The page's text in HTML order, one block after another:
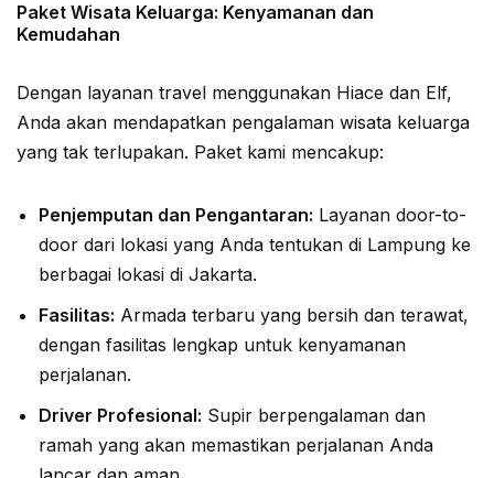
Paket Wisata Keluarga: Kenyamanan dan
Kemudahan
Dengan layanan travel menggunakan Hiace dan Elf,
Anda akan mendapatkan pengalaman wisata keluarga
yang tak terlupakan. Paket kami mencakup:
Penjemputan dan Pengantaran: Layanan door-to-
door dari lokasi yang Anda tentukan di Lampung ke
berbagai lokasi di Jakarta.
Fasilitas: Armada terbaru yang bersih dan terawat,
dengan fasilitas lengkap untuk kenyamanan
perjalanan.
Driver Profesional: Supir berpengalaman dan
ramah yang akan memastikan perjalanan Anda